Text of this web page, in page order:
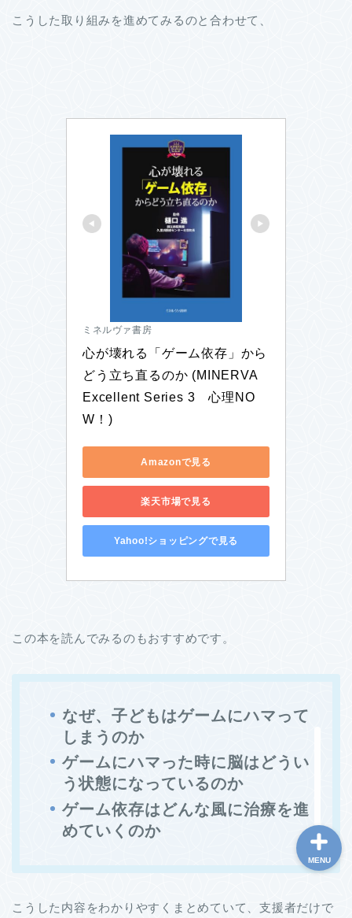
こうした取り組みを進めてみるのと合わせて、
ミネルヴァ書房
心が壊れる「ゲーム依存」から
どう立ち直るのか (MINERVA
Excellent Series 3　心理NO
W！)
Amazonで見る
楽天市場で見る
Yahoo!ショッピングで見る
この本を読んでみるのもおすすめです。
なぜ、子どもはゲームにハマって
しまうのか
ゲームにハマった時に脳はどうい
う状態になっているのか
ゲーム依存はどんな風に治療を進
めていくのか
こうした内容をわかりやすくまとめていて、支援者だけで
MENU
このブログについて
お問い合わせ